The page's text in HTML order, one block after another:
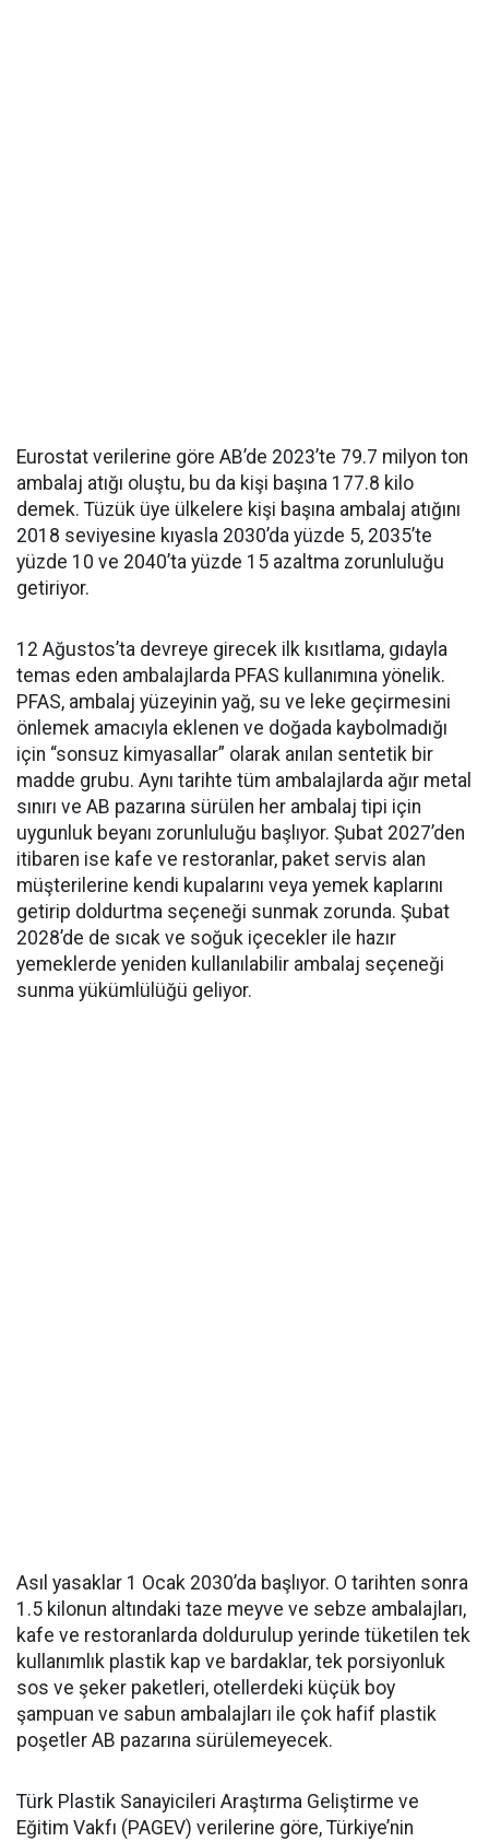
Eurostat verilerine göre AB’de 2023’te 79.7 milyon ton
ambalaj atığı oluştu, bu da kişi başına 177.8 kilo
demek. Tüzük üye ülkelere kişi başına ambalaj atığını
2018 seviyesine kıyasla 2030’da yüzde 5, 2035’te
yüzde 10 ve 2040’ta yüzde 15 azaltma zorunluluğu
getiriyor.
12 Ağustos’ta devreye girecek ilk kısıtlama, gıdayla
temas eden ambalajlarda PFAS kullanımına yönelik.
PFAS, ambalaj yüzeyinin yağ, su ve leke geçirmesini
önlemek amacıyla eklenen ve doğada kaybolmadığı
için “sonsuz kimyasallar” olarak anılan sentetik bir
madde grubu. Aynı tarihte tüm ambalajlarda ağır metal
sınırı ve AB pazarına sürülen her ambalaj tipi için
uygunluk beyanı zorunluluğu başlıyor. Şubat 2027’den
itibaren ise kafe ve restoranlar, paket servis alan
müşterilerine kendi kupalarını veya yemek kaplarını
getirip doldurtma seçeneği sunmak zorunda. Şubat
2028’de de sıcak ve soğuk içecekler ile hazır
yemeklerde yeniden kullanılabilir ambalaj seçeneği
sunma yükümlülüğü geliyor.
Asıl yasaklar 1 Ocak 2030’da başlıyor. O tarihten sonra
1.5 kilonun altındaki taze meyve ve sebze ambalajları,
kafe ve restoranlarda doldurulup yerinde tüketilen tek
kullanımlık plastik kap ve bardaklar, tek porsiyonluk
sos ve şeker paketleri, otellerdeki küçük boy
şampuan ve sabun ambalajları ile çok hafif plastik
poşetler AB pazarına sürülemeyecek.
Türk Plastik Sanayicileri Araştırma Geliştirme ve
Eğitim Vakfı (PAGEV) verilerine göre, Türkiye’nin